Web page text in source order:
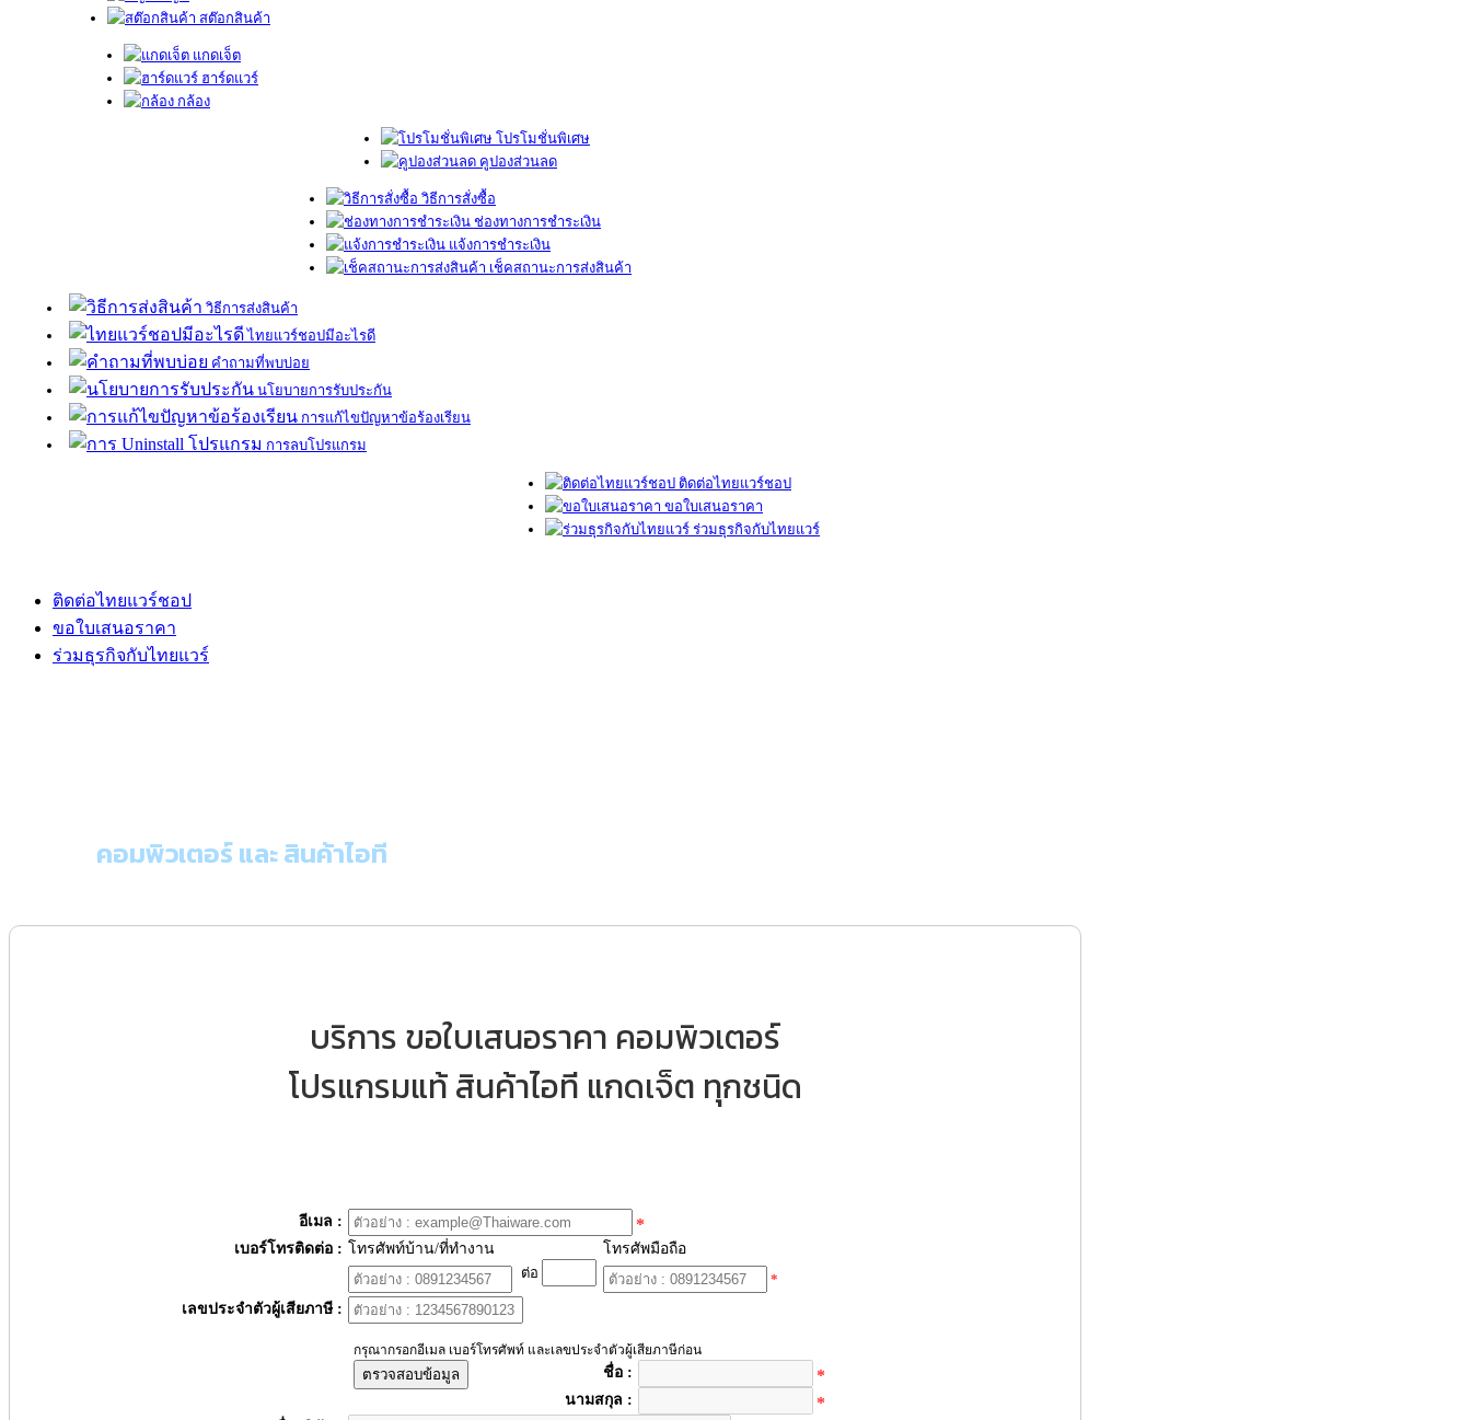
สต๊อกสินค้า
แกดเจ็ต
ฮาร์ดแวร์
กล้อง
โปรโมชั่นพิเศษ
คูปองส่วนลด
วิธีการสั่งซื้อ
ช่องทางการชำระเงิน
แจ้งการชำระเงิน
เช็คสถานะการส่งสินค้า
วิธีการส่งสินค้า
ไทยแวร์ชอปมีอะไรดี
คำถามที่พบบ่อย
นโยบายการรับประกัน
การแก้ไขปัญหาข้อร้องเรียน
การลบโปรแกรม
ติดต่อไทยแวร์ชอป
ขอใบเสนอราคา
ร่วมธุรกิจกับไทยแวร์
ติดต่อไทยแวร์ชอป
ขอใบเสนอราคา
ร่วมธุรกิจกับไทยแวร์
คอมพิวเตอร์ และ สินค้าไอที
บริการ ขอใบเสนอราคา คอมพิวเตอร์
โปรแกรมแท้ สินค้าไอที แกดเจ็ต ทุกชนิด
อีเมล : *
เบอร์โทรติดต่อ : โทรศัพท์บ้าน/ที่ทำงาน
ต่อ
โทรศัพมือถือ
*
เลขประจำตัวผู้เสียภาษี :
กรุณากรอกอีเมล เบอร์โทรศัพท์ และเลขประจำตัวผู้เสียภาษีก่อน
ตรวจสอบข้อมูล ชื่อ : *
นามสกุล : *